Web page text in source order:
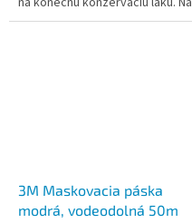
povrchu vytvára film, ktorý
3M Maskovacia páska
modrá, vodeodolná 50m